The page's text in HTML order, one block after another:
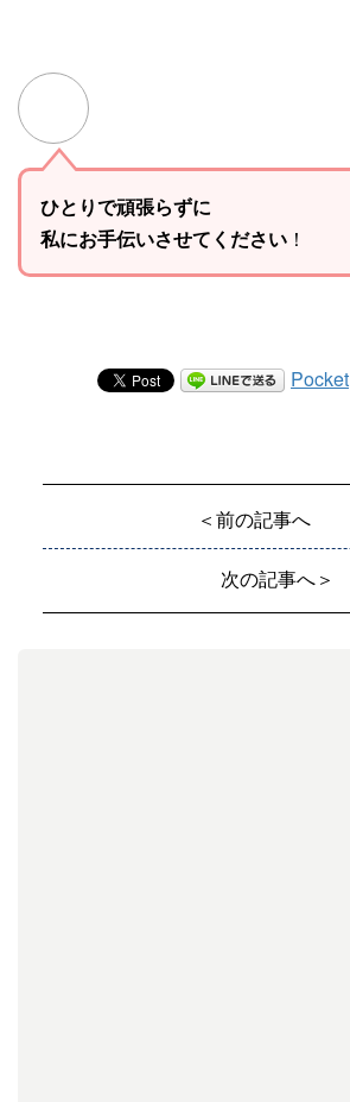
ひとりで頑張らずに
私にお手伝いさせてください ！
Pocket
＜前の記事へ
次の記事へ＞